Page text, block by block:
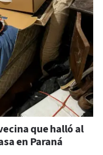
que halló al
en Paraná